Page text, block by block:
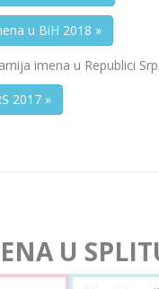
u BiH 2018 »
imena u Republici
2017 »
U